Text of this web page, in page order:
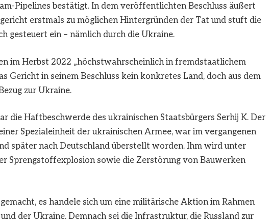
Pipelines bestätigt. In dem veröffentlichten Beschluss äußert
erstmals zu möglichen Hintergründen der Tat und stuft die
gesteuert ein – nämlich durch die Ukraine.
im Herbst 2022 „höchstwahrscheinlich in fremdstaatlichem
Gericht in seinem Beschluss kein konkretes Land, doch aus dem
zur Ukraine.
die Haftbeschwerde des ukrainischen Staatsbürgers Serhij K. Der
Spezialeinheit der ukrainischen Armee, war im vergangenen
später nach Deutschland überstellt worden. Ihm wird unter
Sprengstoffexplosion sowie die Zerstörung von Bauwerken
es handele sich um eine militärische Aktion im Rahmen
der Ukraine. Demnach sei die Infrastruktur, die Russland zur